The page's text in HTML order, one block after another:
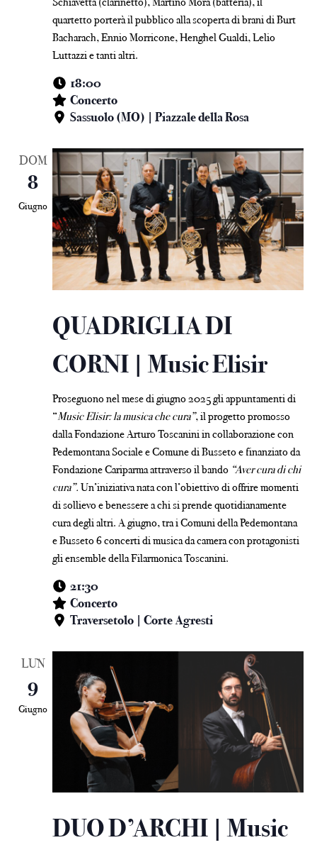
quartetto porterà il pubblico alla scoperta di brani di Burt
Bacharach, Ennio Morricone, Henghel Gualdi, Lelio
Luttazzi e tanti altri.
18:00
Concerto
Sassuolo (MO) | Piazzale della Rosa
DOM
8
Giugno
QUADRIGLIA DI
CORNI | Music Elisir
Proseguono nel mese di giugno 2025 gli appuntamenti di
“Music Elisir: la musica che cura”, il progetto promosso
dalla Fondazione Arturo Toscanini in collaborazione con
Pedemontana Sociale e Comune di Busseto e finanziato da
Fondazione Cariparma attraverso il bando “Aver cura di chi
cura”. Un’iniziativa nata con l’obiettivo di offrire momenti
di sollievo e benessere a chi si prende quotidianamente
cura degli altri. A giugno, tra i Comuni della Pedemontana
e Busseto 6 concerti di musica da camera con protagonisti
gli ensemble della Filarmonica Toscanini.
21:30
Concerto
Traversetolo | Corte Agresti
LUN
9
Giugno
DUO D’ARCHI | Music